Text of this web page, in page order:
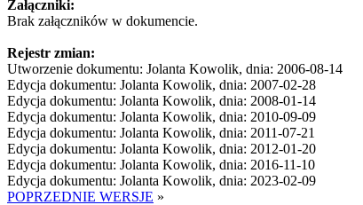
Załączniki:
Brak załączników w dokumencie.
Rejestr zmian:
Utworzenie dokumentu: Jolanta Kowolik, dnia: 2006-08-14
Edycja dokumentu: Jolanta Kowolik, dnia: 2007-02-28
Edycja dokumentu: Jolanta Kowolik, dnia: 2008-01-14
Edycja dokumentu: Jolanta Kowolik, dnia: 2010-09-09
Edycja dokumentu: Jolanta Kowolik, dnia: 2011-07-21
Edycja dokumentu: Jolanta Kowolik, dnia: 2012-01-20
Edycja dokumentu: Jolanta Kowolik, dnia: 2016-11-10
Edycja dokumentu: Jolanta Kowolik, dnia: 2023-02-09
POPRZEDNIE WERSJE »